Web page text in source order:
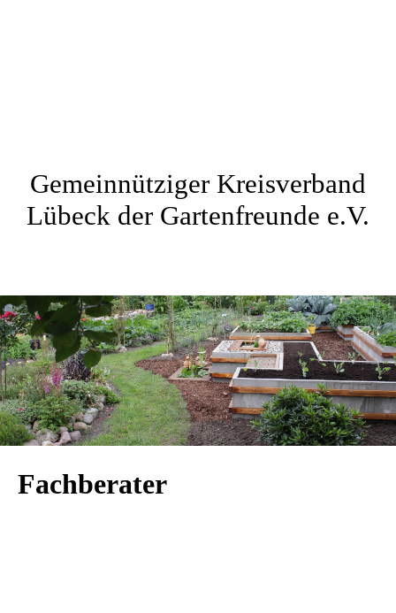
Gemeinnütziger Kreisverband
Lübeck der Gartenfreunde e.V.
Fachberater